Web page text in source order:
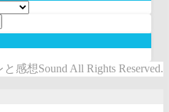
感想Sound All Rights Reserved.